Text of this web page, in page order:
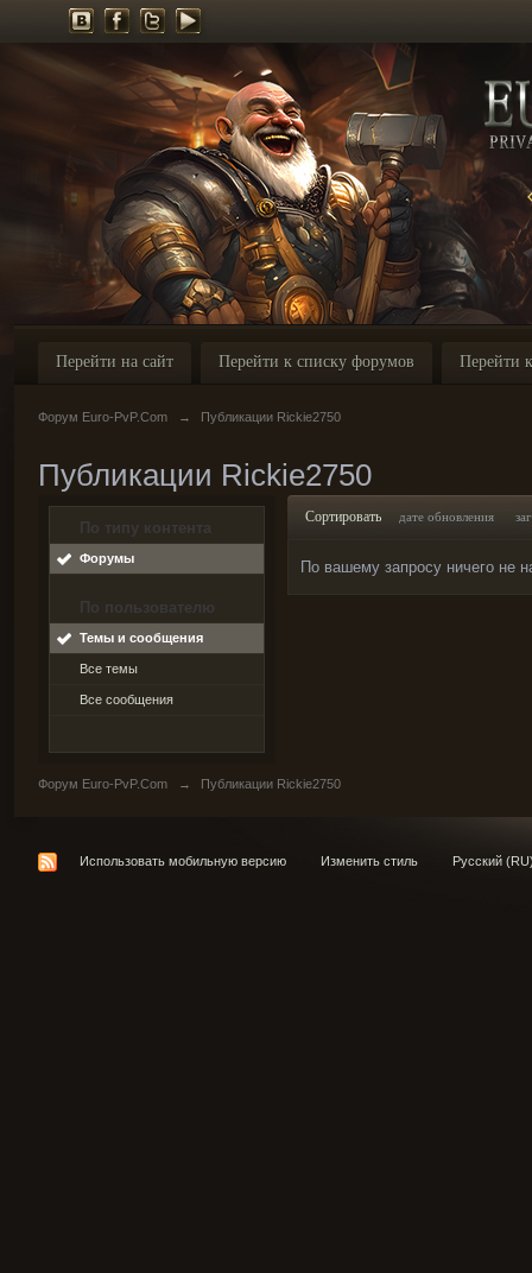
Перейти на сайт Перейти к списку форумов Перейти
Форум Euro-PvP.Com → Публикации Rickie2750
Публикации Rickie2750
По типу контента
Форумы
По пользователю
Темы и сообщения
Все темы
Все сообщения
Сортировать дате обновления
По вашему запросу ничего не
Форум Euro-PvP.Com → Публикации Rickie2750
Использовать мобильную версию Изменить стиль Русский